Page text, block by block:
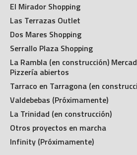
El Mirador Shopping
Las Terrazas Outlet
Dos Mares Shopping
Serrallo Plaza Shopping
La Rambla (en construcción)
Pizzería abiertos
Tarraco en Tarragona (en
Valdebebas (Próximamente)
La Trinidad (en construcción)
Otros proyectos en marcha
Infinity (Próximamente)